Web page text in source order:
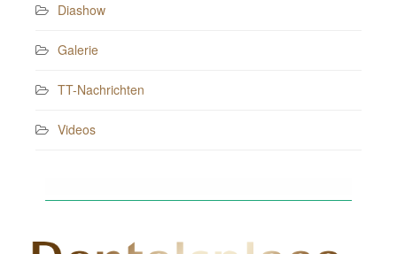
Diashow
Galerie
TT-Nachrichten
Videos